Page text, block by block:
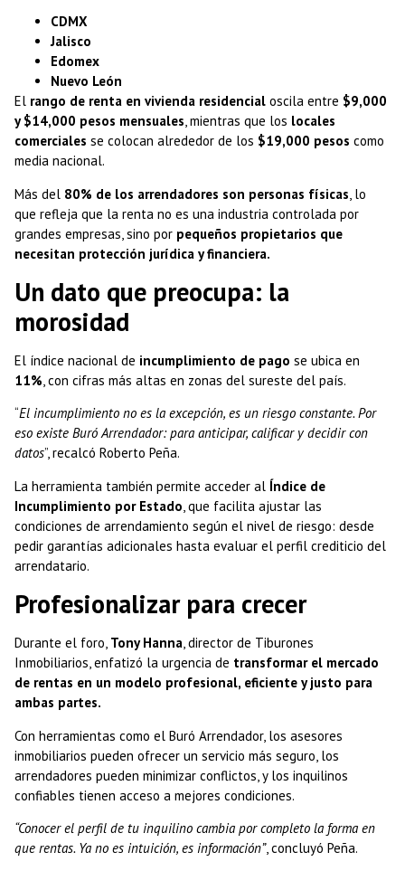
CDMX
Jalisco
Edomex
Nuevo León
El rango de renta en vivienda residencial oscila entre $9,000
y $14,000 pesos mensuales, mientras que los locales
comerciales se colocan alrededor de los $19,000 pesos como
media nacional.
Más del 80% de los arrendadores son personas físicas , lo
que refleja que la renta no es una industria controlada por
grandes empresas, sino por pequeños propietarios que
necesitan protección jurídica y financiera.
Un dato que preocupa: la
morosidad
El índice nacional de incumplimiento de pago se ubica en
11%, con cifras más altas en zonas del sureste del país.
“El incumplimiento no es la excepción, es un riesgo constante. Por
eso existe Buró Arrendador: para anticipar, calificar y decidir con
datos”, recalcó Roberto Peña.
La herramienta también permite acceder al Índice de
Incumplimiento por Estado , que facilita ajustar las
condiciones de arrendamiento según el nivel de riesgo: desde
pedir garantías adicionales hasta evaluar el perfil crediticio del
arrendatario.
Profesionalizar para crecer
Durante el foro, Tony Hanna, director de Tiburones
Inmobiliarios, enfatizó la urgencia de transformar el mercado
de rentas en un modelo profesional, eficiente y justo para
ambas partes.
Con herramientas como el Buró Arrendador, los asesores
inmobiliarios pueden ofrecer un servicio más seguro, los
arrendadores pueden minimizar conflictos, y los inquilinos
confiables tienen acceso a mejores condiciones.
“Conocer el perfil de tu inquilino cambia por completo la forma en
que rentas. Ya no es intuición, es información”, concluyó Peña.